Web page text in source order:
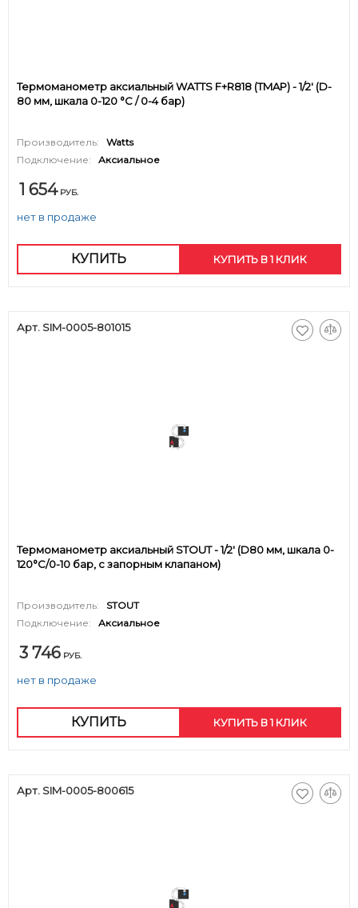
Термоманометр аксиальный WATTS F+R818 (TMAP) - 1/2' (D-
80 мм, шкала 0-120 °C / 0-4 бар)
Производитель:
Watts
Подключение:
Аксиальное
1 654 РУБ.
нет в продаже
КУПИТЬ КУПИТЬ В 1 КЛИК
Арт. SIM-0005-801015
Термоманометр аксиальный STOUT - 1/2' (D80 мм, шкала 0-
120°C/0-10 бар, с запорным клапаном)
Производитель:
STOUT
Подключение:
Аксиальное
3 746 РУБ.
нет в продаже
КУПИТЬ КУПИТЬ В 1 КЛИК
Арт. SIM-0005-800615